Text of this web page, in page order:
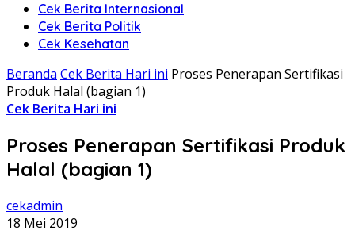
Cek Berita Internasional
Cek Berita Politik
Cek Kesehatan
Beranda Cek Berita Hari ini Proses Penerapan Sertifikasi
Produk Halal (bagian 1)
Cek Berita Hari ini
Proses Penerapan Sertifikasi Produk
Halal (bagian 1)
cekadmin
18 Mei 2019